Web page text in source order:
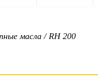
масла /RH 200